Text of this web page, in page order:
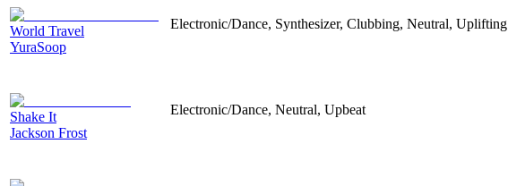
World Travel
YuraSoop
Electronic/Dance, Synthesizer, Clubbing, Neutral, Uplifting
Shake It
Jackson Frost
Electronic/Dance, Neutral, Upbeat